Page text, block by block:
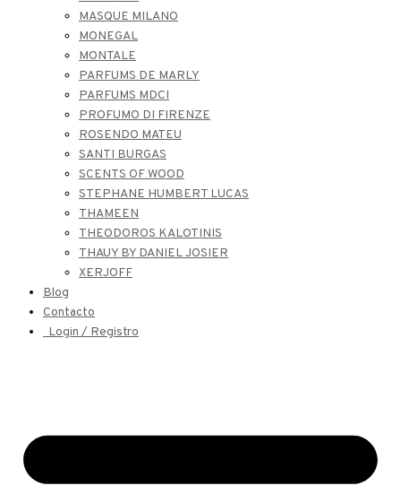
MASQUE MILANO
MONEGAL
MONTALE
PARFUMS DE MARLY
PARFUMS MDCI
PROFUMO DI FIRENZE
ROSENDO MATEU
SANTI BURGAS
SCENTS OF WOOD
STEPHANE HUMBERT LUCAS
THAMEEN
THEODOROS KALOTINIS
THAUY BY DANIEL JOSIER
XERJOFF
Blog
Contacto
Login / Registro